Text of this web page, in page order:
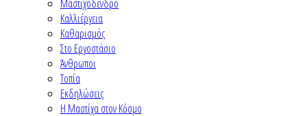
Μαστιχόδενδρο
Καλλιέργεια
Καθαρισμός
Στο Εργοστάσιο
Άνθρωποι
Τοπία
Εκδηλώσεις
Η Μαστίχα στον Κόσμο